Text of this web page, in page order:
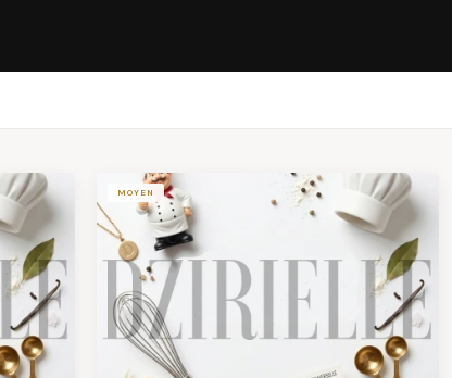
MOYEN